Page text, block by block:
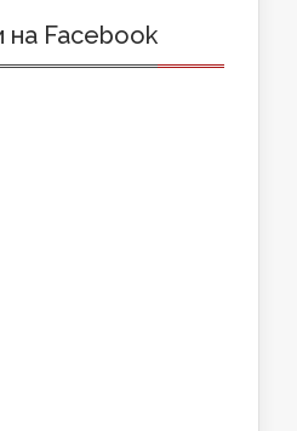
на Facebook